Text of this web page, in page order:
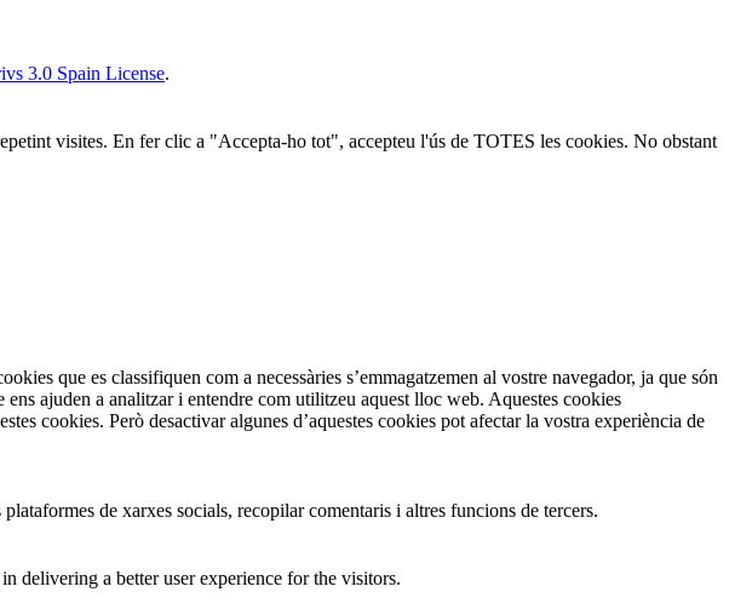
3.0 Spain License.
visites. En fer clic a "Accepta-ho tot", accepteu l'ús de TOTES les cookies. No obstant
que es classifiquen com a necessàries s’emmagatzemen al vostre navegador, ja que són
ajuden a analitzar i entendre com utilitzeu aquest lloc web. Aquestes cookies
cookies. Però desactivar algunes d’aquestes cookies pot afectar la vostra experiència de
de xarxes socials, recopilar comentaris i altres funcions de tercers.
delivering a better user experience for the visitors.